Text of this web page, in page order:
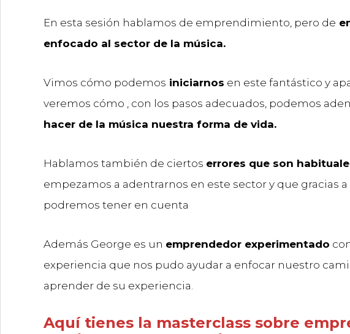
En esta sesión hablamos de emprendimiento, pero de
enfocado al sector de la música.
Vimos cómo podemos iniciarnos en este fantástico y
veremos cómo , con los pasos adecuados, podemos
hacer de la música nuestra forma de vida.
Hablamos también de ciertos errores que son
empezamos a adentrarnos en este sector y que gracias a
podremos tener en cuenta
Además George es un emprendedor experimentado
experiencia que nos pudo ayudar a enfocar nuestro
aprender de su experiencia.
Aquí tienes la masterclass sobre